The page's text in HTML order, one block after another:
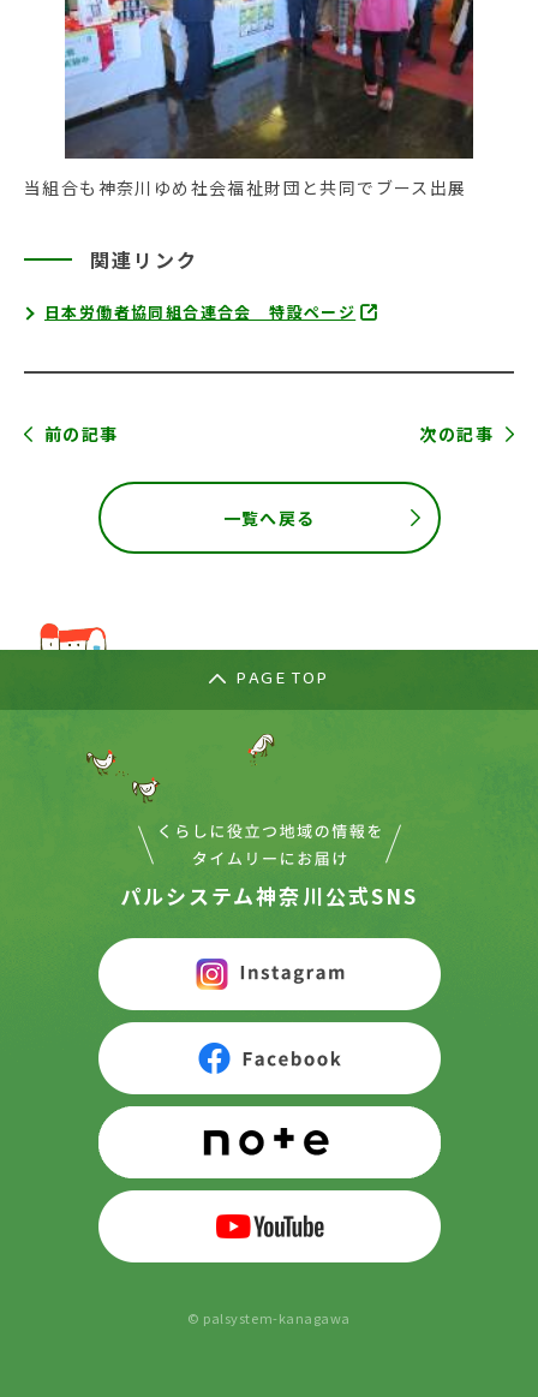
当組合も神奈川ゆめ社会福祉財団と共同でブース出展
関連リンク
日本労働者協同組合連合会 特設ページ
前の記事 次の記事
一覧へ戻る
PAGE TOP
パルシステム神奈川公式SNS
© palsystem-kanagawa